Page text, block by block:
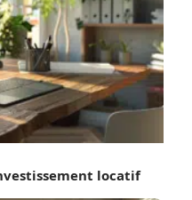
locatif